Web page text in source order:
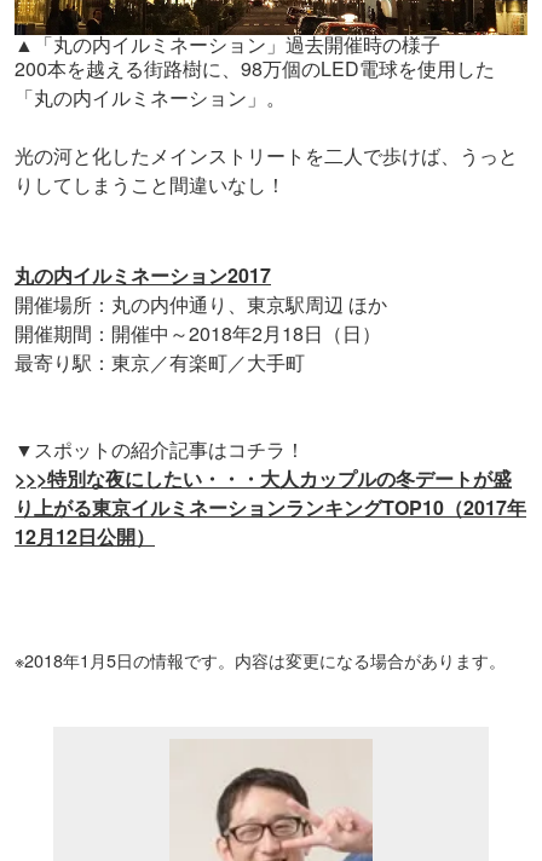
▲「丸の内イルミネーション」過去開催時の様子
200本を越える街路樹に、98万個のLED電球を使用した
「丸の内イルミネーション」。
光の河と化したメインストリートを二人で歩けば、うっと
りしてしまうこと間違いなし！
丸の内イルミネーション2017
開催場所：丸の内仲通り、東京駅周辺 ほか
開催期間：開催中～2018年2月18日（日）
最寄り駅：東京／有楽町／大手町
▼スポットの紹介記事はコチラ！
>>>特別な夜にしたい・・・大人カップルの冬デートが盛
り上がる東京イルミネーションランキングTOP10（2017年
12月12日公開）
※2018年1月5日の情報です。内容は変更になる場合があります。